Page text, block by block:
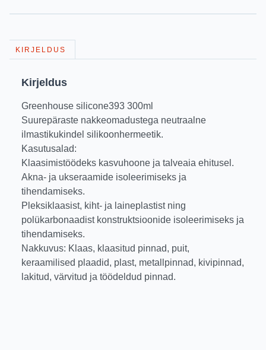
KIRJELDUS
Kirjeldus
Greenhouse silicone393 300ml
Suurepäraste nakkeomadustega neutraalne
ilmastikukindel silikoonhermeetik .
Kasutusalad:
Klaasimistöödeks kasvuhoone ja talveaia ehitusel.
Akna- ja ukseraamide isoleerimiseks ja
tihendamiseks.
Pleksiklaasist, kiht- ja laineplastist ning
polükarbonaadist konstruktsioonide isoleerimiseks ja
tihendamiseks.
Nakkuvus: Klaas, klaasitud pinnad, puit,
keraamilised plaadid, plast, metallpinnad, kivipinnad,
lakitud, värvitud ja töödeldud pinnad.